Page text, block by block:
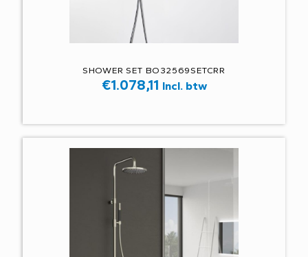
SHOWER SET BO32569SETCRR
€1.078,11 Incl. btw